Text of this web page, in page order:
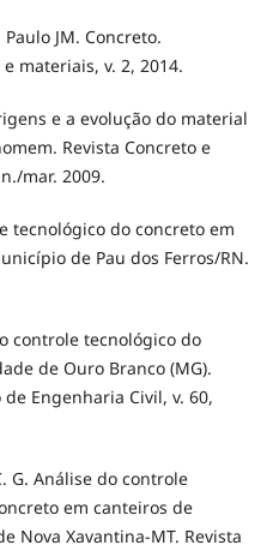
Paulo JM. Concreto.
materiais, v. 2, 2014.
e a evolução do material
Revista Concreto e
mar. 2009.
tecnológico do concreto em
de Pau dos Ferros/RN.
controle tecnológico do
de Ouro Branco (MG).
Engenharia Civil, v. 60,
G. Análise do controle
em canteiros de
Nova Xavantina-MT. Revista